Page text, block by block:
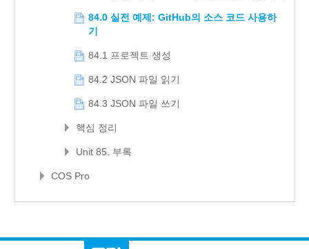
84.0 실전 예제: GitHub의 소스 코드 사용하
기
84.1 프로젝트 생성
84.2 JSON 파일 읽기
84.3 JSON 파일 쓰기
핵심 정리
Unit 85. 부록
COS Pro